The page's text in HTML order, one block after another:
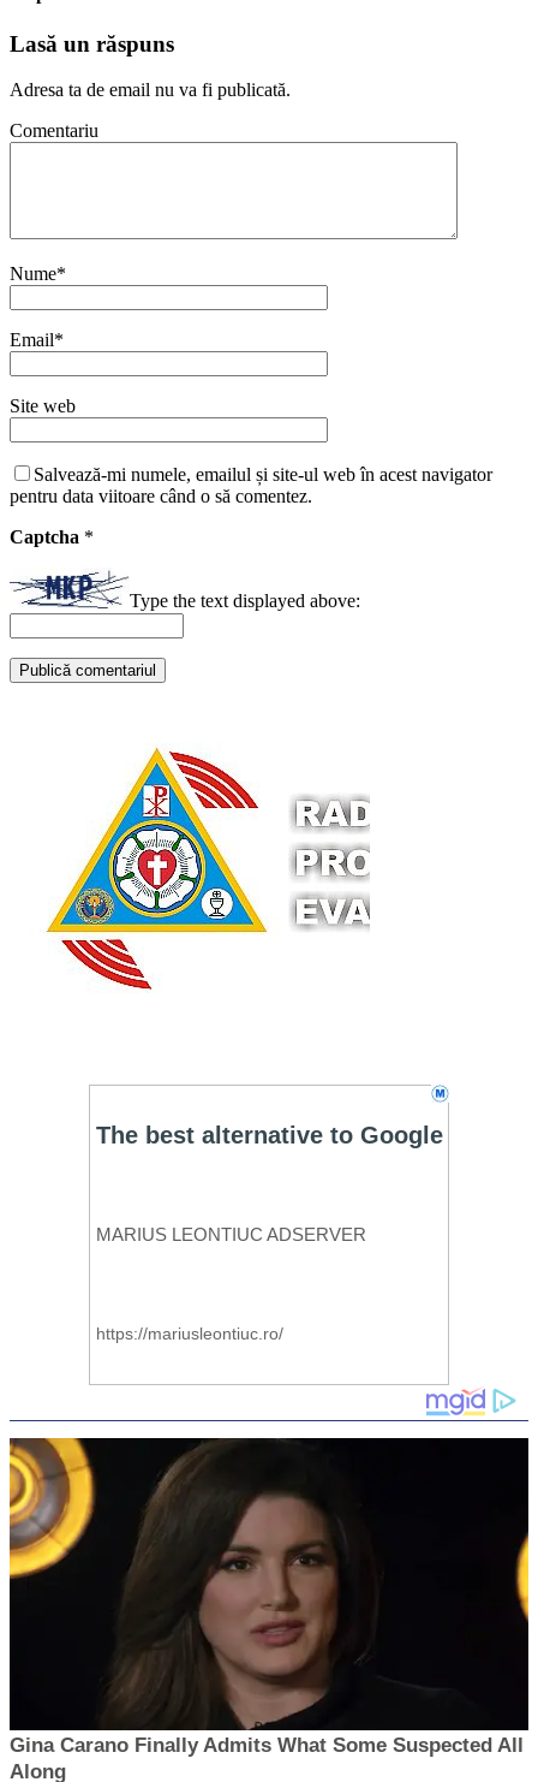
Lasă un răspuns
Adresa ta de email nu va fi publicată.
Comentariu
Nume*
Email*
Site web
Salvează-mi numele, emailul și site-ul web în acest navigator
pentru data viitoare când o să comentez.
Captcha *
Type the text displayed above: